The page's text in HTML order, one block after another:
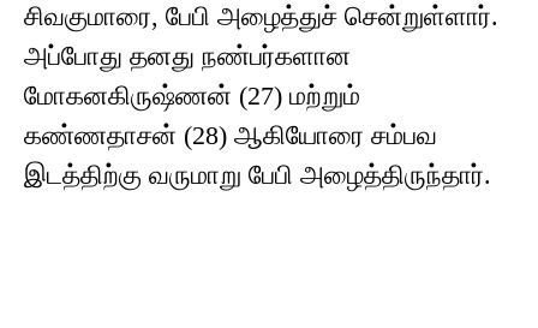
சிவகுமாரை, பேபி அழைத்துச் சென்றுள்ளார்.
அப்போது தனது நண்பர்களான
மோகனகிருஷ்ணன் (27) மற்றும்
கண்ணதாசன் (28) ஆகியோரை சம்பவ
இடத்திற்கு வருமாறு பேபி அழைத்திருந்தார்.